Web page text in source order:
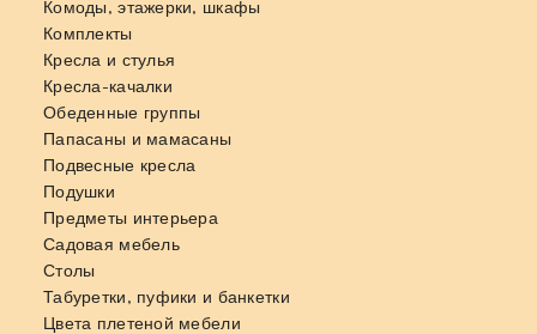
Комоды, этажерки, шкафы
Комплекты
Кресла и стулья
Кресла-качалки
Обеденные группы
Папасаны и мамасаны
Подвесные кресла
Подушки
Предметы интерьера
Садовая мебель
Столы
Табуретки, пуфики и банкетки
Цвета плетеной мебели